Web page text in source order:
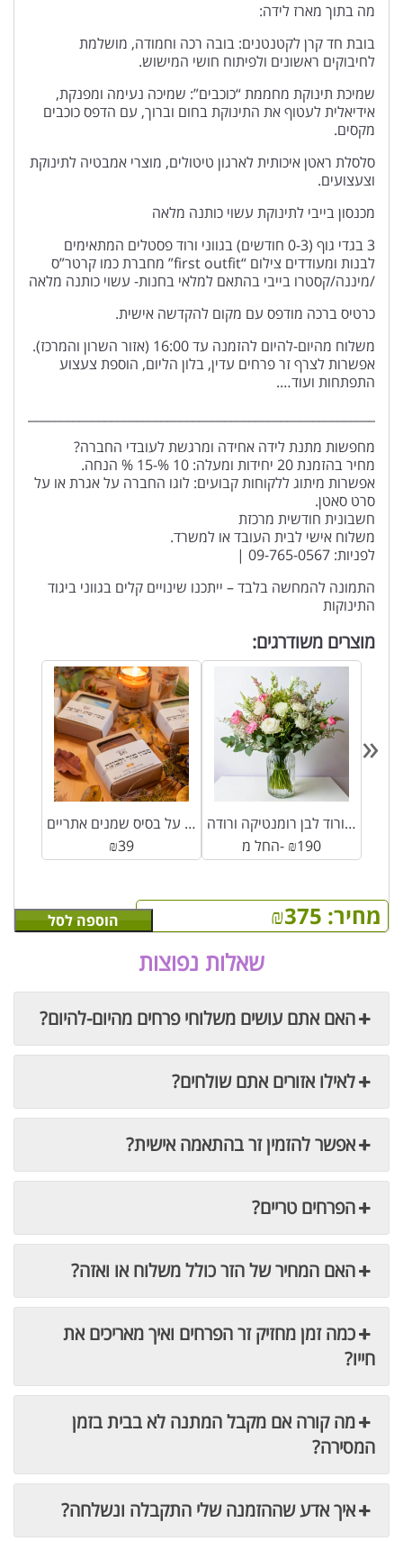
מה בתוך מארז לידה:
בובת חד קרן לקטנטנים: בובה רכה וחמודה, מושלמת
לחיבוקים ראשונים ולפיתוח חושי המישוש.
שמיכת תינוקת מחממת “כוכבים”: שמיכה נעימה ומפנקת,
אידיאלית לעטוף את התינוקת בחום וברוך, עם הדפס כוכבים
מקסים.
סלסלת ראטן איכותית לארגון טיטולים, מוצרי אמבטיה לתינוקת
וצעצועים.
מכנסון בייבי לתינוקת עשוי כותנה מלאה
3 בגדי גוף (0-3 חודשים) בגווני ורוד פסטלים המתאימים
לבנות ומעודדים צילום “first outfit” מחברת כמו קרטר”ס
/מיננה/קסטרו בייבי בהתאם למלאי בחנות- עשוי כותנה מלאה
כרטיס ברכה מודפס עם מקום להקדשה אישית.
משלוח מהיום-להיום להזמנה עד 16:00 (אזור השרון והמרכז).
אפשרות לצרף זר פרחים עדין, בלון הליום, הוספת צעצוע
התפתחות ועוד….
מחפשות מתנת לידה אחידה ומרגשת לעובדי החברה?
מחיר בהזמנת 20 יחידות ומעלה: 10 %-15 % הנחה.
אפשרות מיתוג ללקוחות קבועים: לוגו החברה על אגרת או על
סרט סאטן.
חשבונית חודשית מרכזת
משלוח אישי לבית העובד או למשרד.
לפניות: 09-765-0567 |
התמונה להמחשה בלבד – ייתכנו שינויים קלים בגווני ביגוד
התינוקות
מחיר: ₪375 הוספה לסל
מוצרים משודרגים:
סבון 100% טבעי על בסיס שמנים אתריים
₪39
זר פרחים ורוד לבן רומנטיקה ורודה
החל מ- ₪190
«
שאלות נפוצות
האם אתם עושים משלוחי פרחים מהיום-להיום?
לאילו אזורים אתם שולחים?
אפשר להזמין זר בהתאמה אישית?
הפרחים טריים?
האם המחיר של הזר כולל משלוח או ואזה?
כמה זמן מחזיק זר הפרחים ואיך מאריכים את
חייו?
מה קורה אם מקבל המתנה לא בבית בזמן
המסירה?
איך אדע שההזמנה שלי התקבלה ונשלחה?